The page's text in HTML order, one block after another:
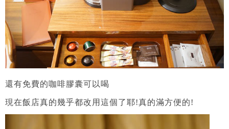
還有免費的咖啡膠囊可以喝
現在飯店真的幾乎都改用這個了耶!真的滿方便的!